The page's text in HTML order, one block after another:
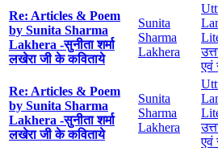
Re: Articles & Poem
by Sunita Sharma
Lakhera -सुनीता शर्मा
लखेरा जी के कविताये
Sunita
Sharma
Lakhera
एवं
Re: Articles & Poem
by Sunita Sharma
Lakhera -सुनीता शर्मा
लखेरा जी के कविताये
Sunita
Sharma
Lakhera
एवं